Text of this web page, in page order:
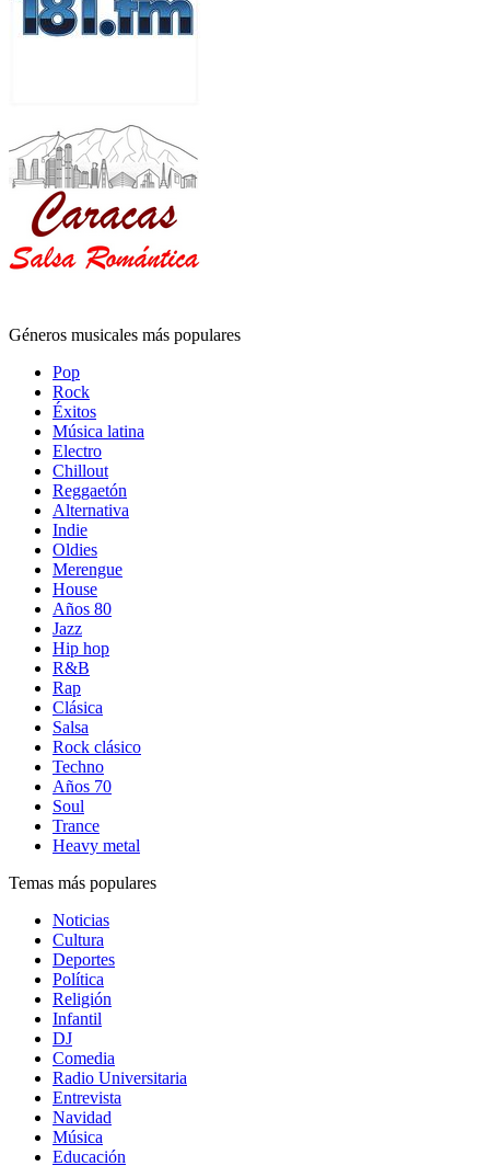
Géneros musicales más populares
Pop
Rock
Éxitos
Música latina
Electro
Chillout
Reggaetón
Alternativa
Indie
Oldies
Merengue
House
Años 80
Jazz
Hip hop
R&B
Rap
Clásica
Salsa
Rock clásico
Techno
Años 70
Soul
Trance
Heavy metal
Temas más populares
Noticias
Cultura
Deportes
Política
Religión
Infantil
DJ
Comedia
Radio Universitaria
Entrevista
Navidad
Música
Educación